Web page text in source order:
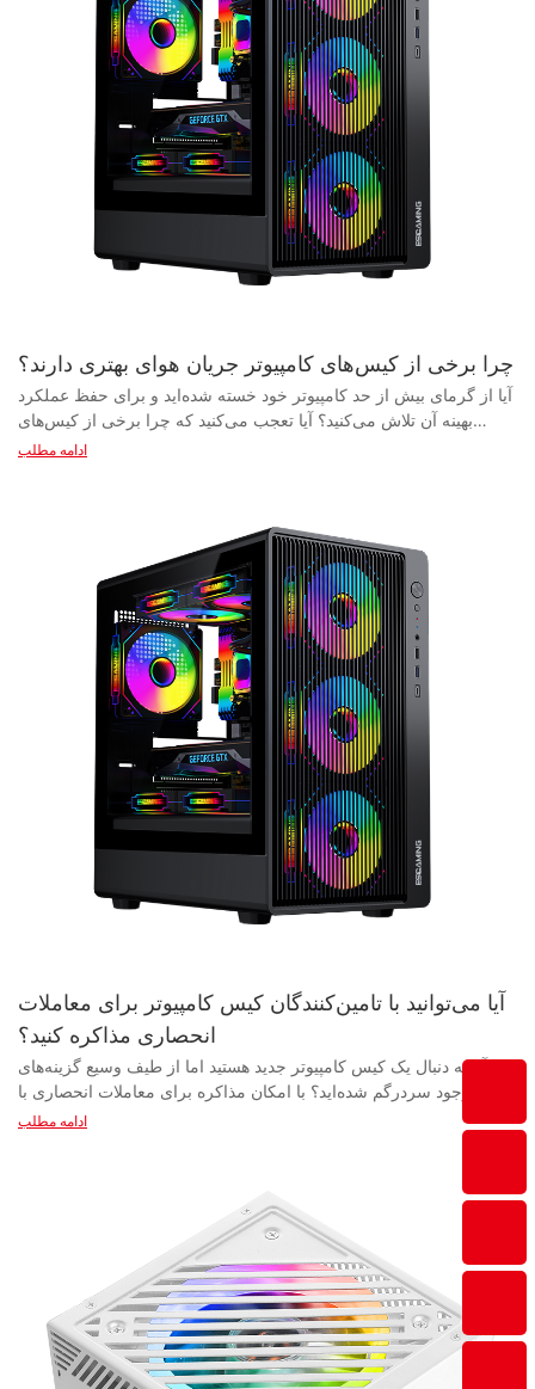
چرا برخی از کیس‌های کامپیوتر جریان هوای بهتری دارند؟
آیا از گرمای بیش از حد کامپیوتر خود خسته شده‌اید و برای حفظ عملکرد بهینه آن تلاش می‌کنید؟ آیا تعجب می‌کنید که چرا برخی از کیس‌های کامپیوتر جریان هوای بهتری نسبت به سایرین دارند؟ در این مقاله، اهمیت جریان هوا در کیس‌های کامپیوتر و چگونگی تأثیر آن بر عملکرد کلی و طول عمر سیستم شما را بررسی خواهیم کرد. در مورد اینکه چگونه جریان هوای مناسب می‌تواند اجزای شما را خنک نگه دارد و کامپیوتر شما را روان کار کند، بیشتر بیاموزید. - درک اهمیت جریان هوا در کیس‌های کامپیوتر وقتی صحبت از ساخت یک کامپیوتر شخصی با کارایی بالا می‌شود، یکی از مهمترین عواملی که باید در نظر گرفته شود، جریان هوا در داخل کیس است. جریان هوای مناسب نه تنها به خنک نگه داشتن اجزای شما کمک می‌کند، بلکه می‌تواند عملکرد کلی و طول عمر سیستم شما را نیز بهبود بخشد. در این مقاله، به اهمیت جریان هوا در کیس‌های کامپیوتر شخصی و اینکه چرا برخی از کیس‌ها جریان هوای بهتری نسبت به سایرین دارند، خواهیم پرداخت. هنگام انتخاب کیس کامپیوتر، در نظر گرفتن طراحی و چیدمان کیس ضروری است. برخی از کیس‌ها با در نظر گرفتن جریان هوای بهتر طراحی می‌شوند، از جمله دریچه‌های بزرگتر، فن‌های با موقعیت استراتژیک و گزینه‌های مدیریت کابل برای اطمینان از جریان هوای بهینه در سراسر کیس. علاوه بر این، برخی از کیس‌ها دارای فیلترهای گرد و غبار هستند تا از تجمع گرد و غبار که می‌تواند مانع جریان هوا و گرم شدن بیش از حد قطعات شود، جلوگیری کنند. علاوه بر این، اندازه و شکل کیس نیز می‌تواند بر جریان هوا تأثیر بگذارد. کیس‌های بزرگتر معمولاً فضای بیشتری برای فن‌های اضافی و اجزای بزرگتر دارند که در مقایسه با کیس‌های کوچکتر، جریان هوای بهتری را فراهم می‌کند. علاوه بر این، کیس‌هایی با پنل جلویی یا پنل‌های جانبی مشبک، امکان ورود و تهویه هوای بهتری را فراهم می‌کنند و جریان کلی هوا را در داخل کیس بهبود می‌بخشند. تولیدکنندگان کیس کامپیوتر نقش حیاتی در تضمین جریان هوای بهتر در کیس‌های خود دارند. با سرمایه‌گذاری در تحقیق و توسعه، تولیدکنندگان می‌توانند کیس‌هایی را طراحی کنند که جریان هوا و خنک‌سازی را در اولویت قرار دهند. آن‌ها ممکن است از ابزارهای پیشرفته مدل‌سازی و شبیه‌سازی کامپیوتری برای آزمایش الگوهای جریان هوا و بهینه‌سازی محل قرارگیری فن‌ها برای حداکثر بهره‌وری استفاده کنند. تأمین‌کنندگان کیس کامپیوتر نیز نقش کلیدی در ارائه طیف گسترده‌ای از گزینه‌های انتخابی به کاربران دارند. با ارائه کیس‌هایی با پیکربندی‌ها، مواد و طرح‌های مختلف جریان هوا، تأمین‌کنندگان می‌توانند نیازها و ترجیحات خاص هر کاربر را برآورده کنند. چه شما یک گیمر باشید که به دنبال کیسی با حداکثر جریان هوا برای اورکلاک هستید، و چه یک تولیدکننده محتوا که به کیسی بی‌صدا برای جلسات طولانی ویرایش نیاز دارید، یک کیس کامپیوتر وجود دارد که نیازهای شما را برآورده می‌کند. در پایان، درک اهمیت جریان هوا در کیس‌های کامپیوتر شخصی برای ساخت یک سیستم با کارایی بالا بسیار مهم است. عواملی مانند طراحی کیس، اندازه، شکل و جنس آن، همگی در تعیین جریان هوا در داخل کیس نقش دارند. با انتخاب کیسی که برای جریان هوا و خنک‌سازی بهینه طراحی شده باشد، می‌توانید اطمینان حاصل کنید که اجزای شما روان و کارآمد کار می‌کنند و در نهایت عملکرد کلی کامپیوتر شخصی شما را افزایش می‌دهند. به یاد داشته باشید که هنگام انتخاب کیس کامپیوتر شخصی، هم سازنده و هم تأمین‌کننده را در نظر بگیرید، زیرا آنها می‌توانند ابزارها و گزینه‌های لازم را برای ایجاد راه‌حل جریان هوای مناسب برای سیستم شما در اختیار شما قرار دهند. - عواملی که به جریان هوای بهتر در کیس‌های کامپیوتر کمک می‌کنند وقتی صحبت از ساخت یک کامپیوتر شخصی می‌شود، یکی از مهمترین عواملی که باید در نظر گرفته شود، جریان هوا در داخل کیس است. جریان هوای مناسب نه تنها به خنک نگه داشتن قطعات و عملکرد کارآمد آنها کمک می‌کند، بلکه می‌تواند عمر کامپیوتر شما را نیز افزایش دهد. در این مقاله، عواملی را که به جریان هوای بهتر در کیس‌های کامپیوتر شخصی کمک می‌کنند و اینکه چرا برای عملکرد کلی سیستم شما بسیار مهم است، بررسی خواهیم کرد. یکی از عوامل اصلی که به جریان هوای بهتر در کیس‌های کامپیوتر کمک می‌کند، طراحی خود کیس است. تولیدکنندگان کیس کامپیوتر دائماً طرح‌های نوآورانه‌ای ارائه می‌دهند که به بهبود جریان هوا و خنک‌سازی کمک می‌کند. کیس‌هایی که جریان هوای بهتری دارند، اغلب دارای دریچه‌ها و فن‌هایی هستند که در موقعیت‌های استراتژیک قرار گرفته‌اند و به گردش مؤثرتر هوا در سراسر کیس کمک می‌کنند. علاوه بر این، برخی از کیس‌ها دارای سیستم‌های مدیریت کابل داخلی هستند که به جلوگیری از تداخل کابل‌ها کمک می‌کنند و جریان هوای بهتری را فراهم می‌کنند. یکی دیگر از عوامل مهم که به جریان هوای بهتر در کیس‌های کامپیوتر کمک می‌کند، تعداد و محل قرارگیری فن‌ها است. اکثر کیس‌های کامپیوتر حداقل با یک یا دو فن عرضه می‌شوند، اما برخی از کیس‌ها امکان اضافه کردن فن‌های اضافی برای بهبود خنک‌کنندگی را دارند. داشتن تعادل مناسب بین فن‌های ورودی و خروجی بسیار مهم است تا از ورود و خروج صحیح هوا به کیس اطمینان حاصل شود. برخی از کیس‌ها حتی دارای کنترل‌کننده‌های فن هستند که به شما امکان می‌دهند سرعت فن را تنظیم کرده و جریان هوا را بر اساس نیازهای خاص خود بهینه کنید. علاوه بر این، اندازه و چیدمان قطعات شما نیز می‌تواند بر جریان هوا در داخل کیس کامپیوتر شما تأثیر بگذارد. قطعات بزرگتر مانند کارت‌های گرافیک و خنک‌کننده‌های CPU در صورت عدم قرارگیری صحیح می‌توانند جریان هوا را مسدود کنند. مهم است که از قبل برنامه‌ریزی کنید و در نظر بگیرید که قطعات شما چگونه در داخل کیس قرار می‌گیرند تا جریان هوای بهینه تضمین شود. علاوه بر این، تمیز و عاری از گرد و غبار نگه داشتن قطعات شما نیز می‌تواند به بهبود جریان هوا و جلوگیری از گرمای بیش از حد کمک کند. در پایان، جریان هوا یک جنبه حیاتی است که هنگام ساخت یک کامپیوتر باید در نظر گرفته شود. تولیدکنندگان کیس کامپیوتر دائماً در حال نوآوری و ارائه طرح‌های جدید برای بهبود جریان هوا و خنک‌سازی هستند. عواملی مانند طراحی کیس، محل قرارگیری فن و چیدمان قطعات، همگی در تضمین جریان کارآمد هوا در سراسر کیس نقش دارند. با سرمایه‌گذاری در یک کیس با جریان هوای خوب، می‌توانید به افزایش عمر قطعات خود کمک کنید و از عملکرد روان کامپیوتر خود برای سال‌های آینده اطمینان حاصل کنید. - چگونه انتخاب‌های طراحی بر جریان هوا در کیس‌های کامپیوتر تأثیر می‌گذارند وقتی صحبت از ساخت یک کامپیوتر گیمینگ یا ورک‌استیشن با کارایی بالا می‌شود، اهمیت جریان هوای مناسب را نمی‌توان نادیده گرفت. نحوه طراحی یک کیس کامپیوتر می‌تواند تأثیر قابل توجهی بر میزان جریان هوای مؤثر در سیستم داشته باشد و در نهایت بر عملکرد کلی و طول عمر اجزای داخل آن تأثیر بگذارد. در این مقاله، به بررسی گزینه‌های مختلف طراحی که تولیدکنندگان کیس کامپیوتر برای بهینه‌سازی جریان هوا و اطمینان از خنک و کارآمد ماندن سیستم شما انجام می‌دهند، خواهیم پرداخت. یکی از عوامل کلیدی که بر جریان هوا در یک کیس کامپیوتر تأثیر می‌گذارد، طرح کلی و اندازه کیس است. کیس‌های بزرگتر معمولاً فضای بیشتری برای فن‌ها و رادیاتورها دارند که امکان خنک‌سازی بهتری را فراهم می‌کند. علاوه بر این، کیس‌هایی با طراحی بازتر، مانند پنل‌های توری یا سوراخ‌های تهویه سوراخ‌دار، می‌توانند با اجازه دادن به جریان آزادتر هوا به داخل و خارج از کیس، جریان هوای بهتری را ایجاد کنند. این نوع کیس‌ها اغلب توسط علاقه‌مندان به کامپیوتر و گیمرهایی که عملکرد خنک‌سازی را در اولویت قرار می‌دهند، ترجیح داده می‌شوند. یکی دیگر از انتخاب‌های مهم طراحی که بر جریان هوا در کیس‌های کامپیوتر تأثیر می‌گذارد، محل قرارگیری و تعداد فن‌ها است. اکثر کیس‌های مدرن حداقل به یک فن ورودی در جلو و یک فن خروجی در عقب مجهز هستند تا جریان ثابت هوای خنک به داخل کیس و هوای گرم به خارج تضمین شود. برخی از کیس‌ها همچنین دارای پایه‌های فن اضافی در بالا، کنار یا پایین کیس برای افزایش ظرفیت خنک‌سازی هستند. تولیدکنندگان کیس کامپیوتر اغلب دستورالعمل‌هایی در مورد پیکربندی بهینه فن برای کیس‌های خود ارائه می‌دهند تا به کاربران کمک کنند جریان هوا و راندمان خنک‌سازی را به حداکثر برسانند. علاوه بر محل قرارگیری فن، اندازه و نوع فن‌های مورد استفاده در کیس کامپیوتر نیز می‌تواند تفاوت قابل توجهی در جریان هوا ایجاد کند. فن‌های بزرگتر، مانند فن‌های ۱۴۰ میلی‌متری یا ۲۰۰ میلی‌متری، معمولاً در جابجایی هوا کارآمدتر هستند و در عین حال صدای کمتری نسبت به فن‌های کوچکتر تولید می‌کنند. برخی از کیس‌ها همچنین از راه‌حل‌های خنک‌کننده مایع، مانند خنک‌کننده‌های همه‌کاره یا حلقه‌های سفارشی، پشتیبانی می‌کنند که می‌توانند با دفع مؤثرتر گرما، عملکرد خنک‌کننده را بیشتر افزایش دهند. مدیریت کابل یکی دیگر از جنبه‌های طراحی است که می‌تواند بر جریان هوا در کیس کامپیوتر تأثیر بگذارد. مدیریت صحیح کابل نه تنها زیبایی ظاهری کیس را بهبود می‌بخشد، بلکه تضمین می‌کند که کابل‌ها مانع جریان هوا نمی‌شوند یا در عملکرد فن اختلال ایجاد نمی‌کنند. بسیاری از کیس‌ها دارای کانال‌های مسیریابی کابل یا نقاط اتصال داخلی هستند تا به کاربران در سازماندهی و ایمن‌سازی کابل‌ها، به حداقل رساندن شلوغی و به حداکثر رساندن جریان هوا در سراسر کیس کمک کنند. کیفیت کلی ساخت و مواد مورد استفاده در ساخت کیس کامپیوتر نیز می‌تواند بر جریان هوا تأثیر بگذارد. کیس‌های ساخته شده از مواد با کیفیت بالا، مانند آلومینیوم یا شیشه سکوریت، اغلب بادوام‌تر و در دفع گرما بهتر از کیس‌های ساخته شده از مواد ارزان‌تر هستند. علاوه بر این، کیس‌هایی با طرح داخلی خوب و با فضاهای مشخص برای قطعاتی مانند منبع تغذیه، پردازنده گرافیکی و درایوهای ذخیره‌سازی، می‌توانند به بهینه‌سازی جریان هوا و جلوگیری از ایجاد نقاط داغ در داخل کیس کمک کنند. در پایان، انتخاب‌های طراحی انجام شده توسط تولیدکنندگان کیس کامپیوتر، نقش مهمی در تعیین جریان هوا و عملکرد خنک‌کنندگی یک سیستم ایفا می‌کنند. با انتخاب کیسی با ویژگی‌هایی مانند طرح‌بندی جادار، پایه‌های فن فراوان، قرارگیری کارآمد فن و مدیریت کابل مؤثر، کاربران می‌توانند اطمینان حاصل کنند که کامپیوترشان خنک می‌ماند و بهترین عملکرد را دارد. هنگام خرید یک کیس کامپیوتر جدید، مهم است که این عوامل را با دقت در نظر بگیرید تا یک سیستم با تهویه مناسب و کارآمد ایجاد کنید که نیازهای عملکردی شما را برآورده کند. - نکاتی برای بهبود جریان هوا در کیس کامپیوتر شما وقتی صحبت از ساخت یک کامپیوتر شخصی با کارایی بالا می‌شود، یکی از عوامل کلیدی که می‌تواند تأثیر زیادی بر عملکرد کلی آن داشته باشد، جریان هوای داخل کیس کامپیوتر است. جریان هوای مناسب برای خنک نگه داشتن و عملکرد کارآمد قطعات شما ضروری است، زیرا گرمای بیش از حد می‌تواند منجر به کاهش عملکرد و حتی آسیب دائمی به سخت‌افزار شما شود. در این مقاله، ما در مورد اینکه چرا برخی از کیس‌های کامپیوتر جریان هوای بهتری نسبت به سایرین دارند بحث خواهیم کرد و نکاتی را برای بهبود جریان هوا در کیس کامپیوتر شخصی شما ارائه خواهیم داد. عوامل متعددی وجود دارند که می‌توانند بر جریان هوا در یک کیس کامپیوتر تأثیر بگذارند، از جمله طراحی خود کیس، محل قرارگیری فن‌ها و چیدمان کلی قطعات داخل کیس. برخی از کیس‌های کامپیوتر به طور خاص با در نظر گرفتن جریان هوا طراحی می‌شوند و دارای چندین نقطه تهویه، فضای داخلی جادار و محل قرارگیری فن در مکان‌های استراتژیک هستند. این کیس‌ها اغلب به عنوان کیس‌های "بهینه‌سازی جریان هوا" شناخته می‌شوند و برای کسانی که به دنبال ساخت یک کامپیوتر با کارایی بالا و حداقل خطر گر
ادامه مطلب
آیا می‌توانید با تامین‌کنندگان کیس کامپیوتر برای معاملات
انحصاری مذاکره کنید؟
آیا به دنبال یک کیس کامپیوتر جدید هستید اما از طیف وسیع گزینه‌های موجود سردرگم شده‌اید؟ با امکان مذاکره برای معاملات انحصاری با تامین‌کنندگان کیس کامپیوتر، ممکن است بتوانید کیس ایده‌آل خود را با قیمتی متناسب با بودجه‌تان پیدا کنید. در این مقاله، امکان عقد قراردادهای انحصاری با تامین‌کنندگان و چگونگی سودمندی این امر برای ساخت کامپیوتر شخصی شما را بررسی می‌کنیم. - درک اهمیت معاملات انحصاری با تامین‌کنندگان کیس کامپیوتر در دنیای رقابتی سخت‌افزار کامپیوتر، بستن قراردادهای انحصاری با تأمین‌کنندگان کیس کامپیوتر می‌تواند برای کسب‌وکارهایی که به دنبال متمایز شدن در بازار هستند، سرنوشت‌ساز باشد. درک اهمیت این قراردادهای انحصاری برای شرکت‌هایی که به دنبال حضور قوی در صنعت و کسب مزیت رقابتی هستند، بسیار مهم است. کیس‌های کامپیوتر جزء ضروری هر سیستم کامپیوتری هستند که محافظت و زیبایی اجزای داخلی را فراهم می‌کنند. به همین دلیل، همکاری نزدیک با یک تأمین‌کننده یا تولیدکننده معتبر کیس کامپیوتر می‌تواند به کسب‌وکارها امکان دسترسی به محصولات باکیفیتی را بدهد که نیازها و الزامات خاص آنها را برآورده می‌کند. با مذاکره برای قراردادهای انحصاری با این تأمین‌کنندگان، شرکت‌ها می‌توانند عرضه مداوم کیس‌های کامپیوتر درجه یک را تضمین کنند که آنها را از رقبا متمایز می‌کند. یکی از مزایای کلیدی معاملات انحصاری با تأمین‌کنندگان کیس کامپیوتر، امکان دسترسی به محصولات منحصر به فرد و نوآورانه‌ای است که در دسترس سایر کسب‌وکارها نیست. با همکاری با یک تأمین‌کننده یا تولیدکننده خاص، شرکت‌ها می‌توانند در طراحی و توسعه کیس‌های کامپیوتر سفارشی که بازار هدف آنها را برآورده می‌کند، همکاری کنند. این سطح از سفارشی‌سازی می‌تواند به کسب‌وکارها کمک کند تا خود را از رقبا متمایز کرده و پایگاهی از مشتریان وفادار را جذب کنند. علاوه بر این، مذاکره برای معاملات انحصاری با تامین‌کنندگان کیس کامپیوتر می‌تواند منجر به صرفه‌جویی در هزینه‌ها و بهبود حاشیه سود شود. شرکت‌ها با تعهد به همکاری بلندمدت با یک تامین‌کننده، می‌توانند از تخفیف‌های حجمی و قیمت‌گذاری ترجیحی بهره‌مند شوند و به آنها کمک می‌کند تا بازده سرمایه‌گذاری خود را به حداکثر برسانند. علاوه بر این، معاملات انحصاری می‌توانند با محدود کردن دسترسی به محصولات خاص به رقبای خود، به کسب‌وکارها یک مزیت رقابتی بدهند و به آنها اجازه دهند قیمت‌های بالاتری را در بازار تعیین کنند. یکی دیگر از مزایای معاملات انحصاری با تأمین‌کنندگان کیس کامپیوتر، فرصت ایجاد روابط قوی و افزایش دیده شدن برند است. با همکاری نزدیک با یک تأمین‌کننده یا تولیدکننده معتبر، شرکت‌ها می‌توانند زنجیره تأمین خود را تقویت کرده و کیفیت و تحویل مداوم محصول را تضمین کنند. این امر می‌تواند منجر به افزایش رضایت و وفاداری مشتری و همچنین نظرات و توصیه‌های مثبت شود که به ارتقاء اعتبار شرکت در صنعت کمک می‌کند. در پایان، مذاکره برای معاملات انحصاری با تأمین‌کنندگان کیس کامپیوتر می‌تواند طیف وسیعی از مزایا، از جمله دسترسی به محصولات منحصر به فرد، صرفه‌جویی در هزینه و افزایش دیده شدن برند را برای کسب‌وکارها فراهم کند. با درک اهمیت این توافق‌نامه‌ها و همکاری نزدیک با تأمین‌کنندگان معتبر، شرکت‌ها می‌توانند خود را برای موفقیت در بازار رقابتی سخت‌افزار کامپیوتر آماده کنند. با ادامه نوآوری و گسترش محصولات ارائه شده توسط شرکت‌ها، ایجاد مشارکت‌های انحصاری با تأمین‌کنندگان کیس کامپیوتر برای حفظ مزیت رقابتی در صنعت، اهمیت فزاینده‌ای پیدا خواهد کرد. - استراتژی‌هایی برای مذاکره برای معاملات انحصاری با تامین‌کنندگان کیس کامپیوتر در بازار رقابتی امروز، بستن قراردادهای انحصاری با تأمین‌کنندگان کیس کامپیوتر می‌تواند به کسب‌وکار شما مزیت قابل توجهی بدهد. این توافق‌نامه‌ها می‌توانند دسترسی به طرح‌های منحصر به فرد، قیمت‌های پایین‌تر و خدمات بهتر به مشتریان را برای شما فراهم کنند. با این حال، مذاکره برای قراردادهای انحصاری با تأمین‌کنندگان کیس کامپیوتر می‌تواند فرآیندی چالش‌برانگیز باشد که نیاز به یک رویکرد استراتژیک دارد. هنگام مراجعه به تأمین‌کنندگان کیس کامپیوتر برای مذاکره در مورد معاملات انحصاری، مهم است که ابتدا شرکای بالقوه‌ای را که با اهداف تجاری و بازار هدف شما همسو هستند، تحقیق و شناسایی کنید. عواملی مانند اعتبار تأمین‌کننده، کیفیت محصول، قیمت‌گذاری و قابلیت‌های تولید را در نظر بگیرید. با انتخاب تأمین‌کنندگانی که معیارهای شما را برآورده می‌کنند، می‌توانید احتمال موفقیت مذاکره را افزایش دهید. پس از شناسایی تأمین‌کنندگان بالقوه، ایجاد کانال‌های ارتباطی شفاف و ایجاد رابطه‌ای قوی با آنها ضروری است. ارتباط باز و شفاف، کلید درک نیازها و انتظارات تأمین‌کننده و همچنین انتقال مؤثر اولویت‌ها و اهداف شماست. ایجاد یک رابطه مثبت با تأمین‌کننده همچنین می‌تواند به ایجاد اعتماد و احترام متقابل کمک کند و راه را برای یک فرآیند مذاکره موفق هموار سازد. در مذاکره برای معاملات انحصاری با تأمین‌کنندگان کیس کامپیوتر، درک ساختار قیمت‌گذاری و شرایط تأمین‌کننده بسیار مهم است. برای تضمین یک توافق مطلوب، آماده مذاکره در مورد قیمت، تخفیف‌های حجمی، شرایط پرداخت و سایر عوامل مرتبط باشید. علاوه بر این، ارائه مشوق‌ها یا امتیازاتی به تأمین‌کننده، مانند تعهدات بلندمدت یا افزایش حجم سفارش، را برای جذاب‌تر کردن معامله و تقویت موقعیت چانه‌زنی خود در نظر بگیرید. هنگام مذاکره برای معاملات انحصاری با تامین‌کنندگان کیس کامپیوتر، بسیار مهم است که شرایط و ضوابط توافق‌نامه در یک قرارداد رسمی به طور واضح مشخص شود. این سند باید دامنه انحصار، قیمت‌گذاری، شرایط پرداخت، برنامه‌های تحویل، اقدامات کنترل کیفیت و سایر مفاد مربوطه را به تفصیل شرح دهد. با داشتن یک توافق‌نامه کتبی، هر دو طرف می‌توانند از سوءتفاهم‌ها و اختلافات در آینده جلوگیری کنند. در پایان، مذاکره برای معاملات انحصاری با تامین‌کنندگان کیس کامپیوتر می‌تواند تلاشی ارزشمند برای کسب‌وکارهایی باشد که به دنبال تمایز خود در بازار هستند. با رویکرد استراتژیک و متفکرانه به فرآیند مذاکره، می‌توانید توافق‌های مطلوبی را که به نفع هر دو طرف است، تضمین کنید. به یاد داشته باشید که در مورد تامین‌کنندگان بالقوه تحقیق کنید، روابط قوی ایجاد کنید، به طور موثر ارتباط برقرار کنید، در مورد شرایط کلیدی مذاکره کنید و توافق را به صورت کتبی رسمی کنید. با پیروی از این استراتژی‌ها، می‌توانید شانس خود را برای مذاکره موفقیت‌آمیز در معاملات انحصاری با تامین‌کنندگان کیس کامپیوتر و کسب مزیت رقابتی در بازار افزایش دهید. - مزایای تضمین معاملات انحصاری با تامین‌کنندگان کیس کامپیوتر معاملات انحصاری با تامین‌کنندگان کیس کامپیوتر می‌تواند مزایای بی‌شماری برای کسب‌وکارهای صنعت فناوری فراهم کند. با مذاکره برای توافق‌های انحصاری با تامین‌کنندگان مورد اعتماد، شرکت‌ها می‌توانند در بازار به مزیت رقابتی دست یابند، محصولات با کیفیت بالا را تضمین کنند و روابط قوی با شرکای خود ایجاد کنند. این مقاله به بررسی مزایای عقد قراردادهای انحصاری با تامین‌کنندگان کیس کامپیوتر و چگونگی تاثیر این امر بر موفقیت یک کسب‌وکار می‌پردازد. یکی از مزایای اصلی مذاکره برای معاملات انحصاری با تامین‌کنندگان کیس کامپیوتر، امکان متمایز شدن در یک بازار شلوغ است. با وجود گزینه‌های بسیار زیاد موجود برای مصرف‌کنندگان، دسترسی انحصاری به یک خط خاص از محصولات می‌تواند به یک کسب‌وکار کمک کند تا خود را از رقبایش متمایز کند. این امر می‌تواند مشتریان جدیدی را که به دنبال کیس‌های کامپیوتر منحصر به فرد و با کیفیت بالا هستند، جذب کند و همچنین می‌تواند وفاداری به برند را در بین مشتریان فعلی که از انحصاری بودن محصولات قدردانی می‌کنند، ایجاد کند. علاوه بر برجسته شدن در بازار، تضمین معاملات انحصاری با تامین‌کنندگان کیس کامپیوتر می‌تواند به کسب‌وکارها کمک کند تا کیفیت محصولات خود را تضمین کنند. با همکاری نزدیک با یک تامین‌کننده معتبر به صورت انحصاری، شرکت‌ها می‌توانند کنترل بیشتری بر فرآیند تولید داشته باشند و تضمین کنند که محصولاتشان بالاترین استانداردها را رعایت می‌کنند. این امر می‌تواند منجر به نقص کمتر، رضایت بیشتر مشتری و در نهایت، اعتبار بیشتر برای کسب‌وکار شود. علاوه بر این، مذاکره برای معاملات انحصاری با تامین‌کنندگان کیس کامپیوتر می‌تواند منجر به صرفه‌جویی در هزینه‌ها برای کسب‌وکارها شود. با تعهد به همکاری بلندمدت با یک تامین‌کننده، شرکت‌ها اغلب می‌توانند قیمت‌گذاری بهتری را برای سفارشات عمده تضمین کنند و هزینه‌های کلی تولید خود را کاهش دهند. این امر می‌تواند سودآوری کسب‌وکار را بهبود بخشد و به آنها اجازه دهد در سایر زمینه‌های رشد و توسعه سرمایه‌گذاری کنند. یکی دیگر از مزایای عقد قراردادهای انحصاری با تأمین‌کنندگان کیس کامپیوتر، فرصت ایجاد روابط قوی با این شرکا است. با همکاری نزدیک و انحصاری، کسب‌وکارها و تأمین‌کنندگان می‌توانند درک عمیقی از نیازها و اولویت‌های یکدیگر ایجاد کنند. این امر می‌تواند منجر به ارتباطات ساده‌تر، حل سریع‌تر مشکلات و حس اعتماد و احترام متقابل بیشتر شود. این روابط قوی می‌توانند در صنعت فناوری پرسرعت، که در آن چابکی و انعطاف‌پذیری کلید موفقیت هستند، بسیار ارزشمند باشند. در پایان، مذاکره برای قراردادهای انحصاری با تامین‌کنندگان کیس کامپیوتر می‌تواند طیف گسترده‌ای از مزایا را برای کسب‌وکارهای صنعت فناوری ارائه دهد. از برجسته شدن در بازار و تضمین کیفیت محصول گرفته تا صرفه‌جویی در هزینه‌ها و ایجاد روابط قوی، مزایای امضای قراردادهای انحصاری کاملاً واضح است. با سرمایه‌گذاری زمان و تلاش برای یافتن تامین‌کننده مناسب و مذاکره در مورد شرایط مطلوب، کسب‌وکارها می‌توانند خود را برای موفقیت و رشد بلندمدت در بازار رقابتی کیس کامپیوتر آماده کنند. - چالش‌هایی که هنگام مذاکره برای معاملات انحصاری با تامین‌کنندگان کیس کامپیوتر باید در نظر بگیرید در دنیای رقابتی تولید و توزیع کیس کامپیوتر، مذاکره برای قراردادهای انحصاری با تامین‌کنندگان می‌تواند یک چالش باشد. اگرچه تضمین قراردادهای انحصاری می‌تواند مزایای بی‌شماری مانند افزایش کیفیت محصول، کاهش هزینه‌ها و افزایش شناخت برند را به همراه داشته باشد، اما قبل از ورود به چنین قراردادهایی، چالش‌های متعددی وجود دارد که باید در نظر گرفته شوند. یکی از چالش‌های اصلی هنگام مذاکره برای معاملات انحصاری با تأمین‌کنندگان کیس کامپیوتر، اطمینان از این است که تأمین‌کننده می‌تواند الزامات و استانداردهای خاص شما را برآورده کند. هنگام انتخاب یک تأمین‌کننده برای انعقاد قرارداد انحصاری، ارزیابی دقیق توانایی‌ها، اقدامات کنترل کیفیت و ظرفیت تولید آنها ضروری است. این امر به ویژه در صنعت کیس کامپیوتر اهمیت دارد، جایی که مهندسی دقیق و توجه به جزئیات بسیار مهم است. چالش دیگری که باید در نظر گرفته شود، احتمال اختلال در زنجیره تأمین است. با عقد قرارداد انحصاری با یک تأمین‌کننده، شما تمام تخم‌مرغ‌های خود را در یک سبد قرار می‌دهید. اگر تأمین‌کننده با تأخیر در تولید، مشکلات کیفیت یا سایر مشکلات مواجه شود، می‌تواند تأثیر قابل توجهی بر عملکرد کسب‌وکار شما داشته باشد. برای کاهش این ریسک، داشتن برنامه‌های احتمالی، مانند تأمین‌کنندگان جایگزین یا تأسیسات تولید پشتیبان، ضروری است. علاوه بر این، مذاکره برای معاملات انحصاری با تامین‌کنندگان کیس کامپیوتر می‌تواند منجر به افزایش هزینه‌ها شود. تامین‌کنندگان ممکن است قیمت‌های بالاتری را برای انحصاری بودن مطالبه کنند، یا ممکن است هزینه‌های اضافی مرتبط با سفارشی‌سازی یا الزامات برندسازی وجود داشته باشد. ارزیابی دقیق پیامدهای مالی ورود به یک قرارداد انحصاری و اطمینان از اینکه مزایا از هزینه‌ها بیش
ادامه مطلب